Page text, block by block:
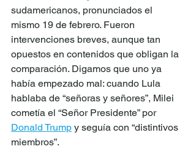
sudamericanos, pronunciados el
mismo 19 de febrero. Fueron
intervenciones breves, aunque tan
opuestos en contenidos que obligan la
comparación. Digamos que uno ya
había empezado mal: cuando Lula
hablaba de “señoras y señores”, Milei
cometía el “Señor Presidente” por
Donald Trump y seguía con “distintivos
miembros”.